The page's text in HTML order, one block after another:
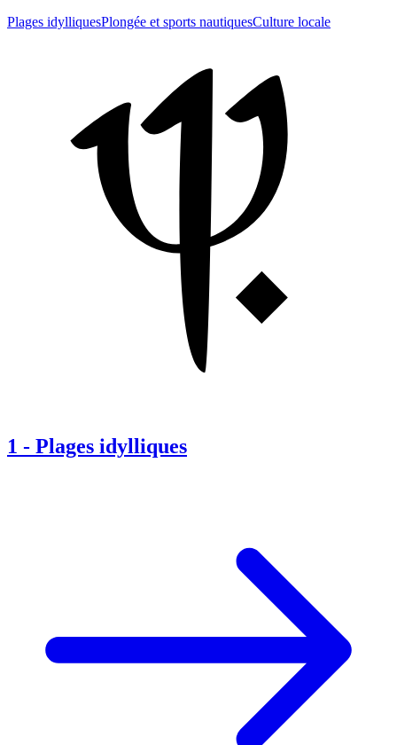
Plages idylliquesPlongée et sports nautiquesCulture locale
1 - Plages idylliques